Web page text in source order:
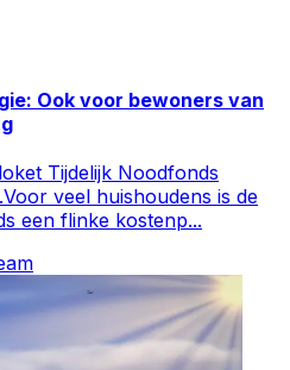
Ook voor bewoners van
Tijdelijk Noodfonds
veel huishoudens is de
een flinke kostenp...